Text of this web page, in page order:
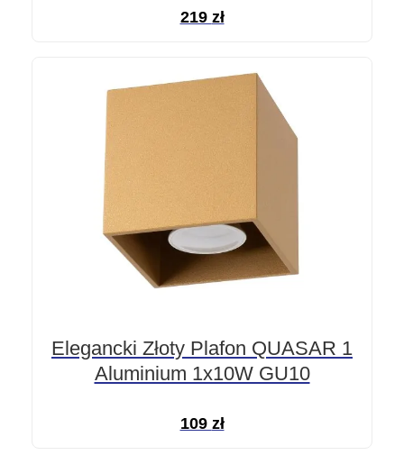
219 zł
Elegancki Złoty Plafon QUASAR 1
Aluminium 1x10W GU10
109 zł